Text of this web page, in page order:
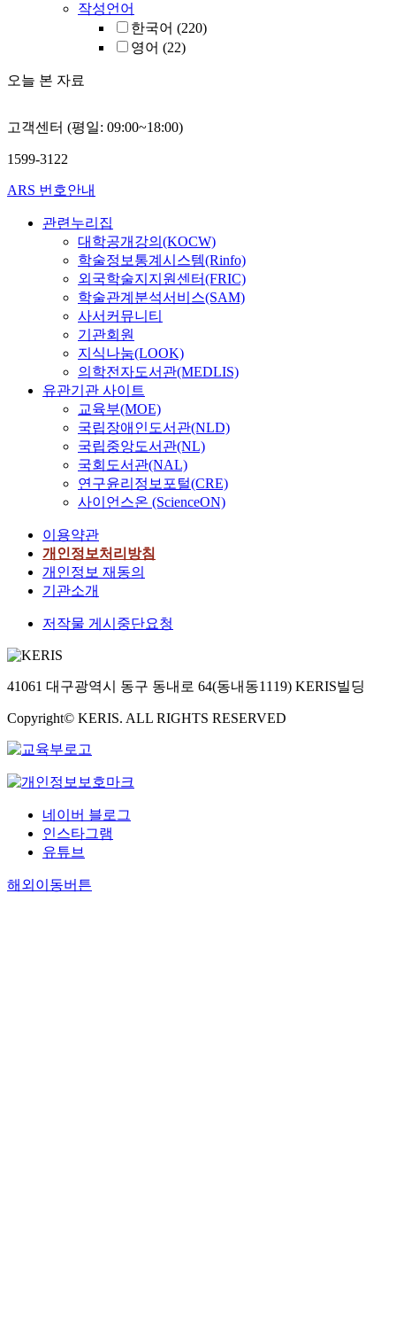
작성언어
한국어 (220)
영어 (22)
오늘 본 자료
고객센터 (평일: 09:00~18:00)
1599-3122
ARS 번호안내
관련누리집
대학공개강의(KOCW)
학술정보통계시스템(Rinfo)
외국학술지지원센터(FRIC)
학술관계분석서비스(SAM)
사서커뮤니티
기관회원
지식나눔(LOOK)
의학전자도서관(MEDLIS)
유관기관 사이트
교육부(MOE)
국립장애인도서관(NLD)
국립중앙도서관(NL)
국회도서관(NAL)
연구윤리정보포털(CRE)
사이언스온 (ScienceON)
이용약관
개인정보처리방침
개인정보 재동의
기관소개
저작물 게시중단요청
41061 대구광역시 동구 동내로 64(동내동1119) KERIS빌딩
Copyright© KERIS. ALL RIGHTS RESERVED
네이버 블로그
인스타그램
유튜브
해외이동버튼